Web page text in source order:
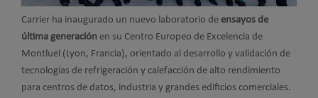
Carrier ha inaugurado un nuevo laboratorio de ensayos de
última generación en su Centro Europeo de Excelencia de
Montluel (Lyon, Francia), orientado al desarrollo y validación de
tecnologías de refrigeración y calefacción de alto rendimiento
para centros de datos, industria y grandes edificios comerciales.